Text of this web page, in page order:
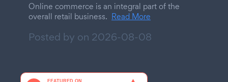
Online commerce is an integral part of the
overall retail business. Read More
Posted by on 2026-08-08